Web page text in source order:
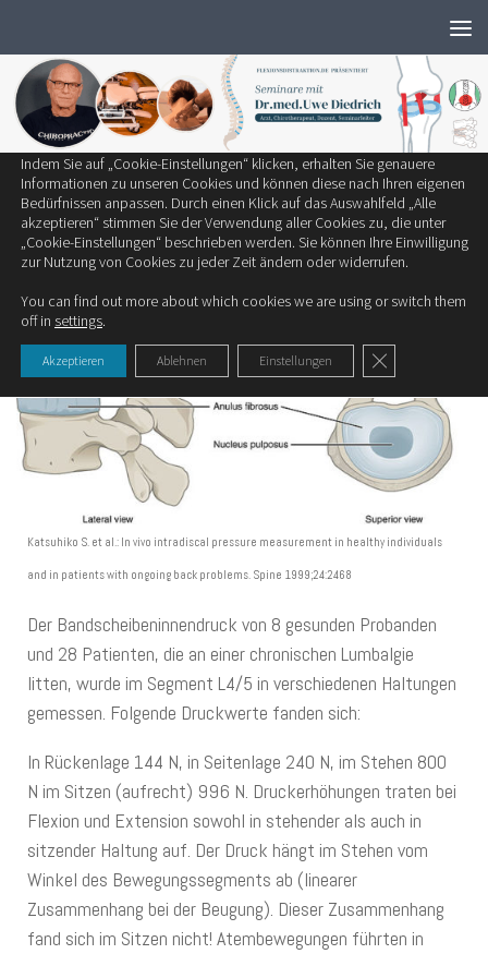
STUDIEN
Der Bandscheibeninnendruck
Katsuhiko S. et al.: In vivo intradiscal pressure measurement in healthy individuals
and in patients with ongoing back problems. Spine 1999;24:2468
Der Bandscheibeninnendruck von 8 gesunden Probanden
und 28 Patienten, die an einer chronischen Lumbalgie
litten, wurde im Segment L4/5 in verschiedenen Haltungen
gemessen. Folgende Druckwerte fanden sich:
In Rückenlage 144 N, in Seitenlage 240 N, im Stehen 800
N im Sitzen (aufrecht) 996 N. Druckerhöhungen traten bei
Flexion und Extension sowohl in stehender als auch in
sitzender Haltung auf. Der Druck hängt im Stehen vom
Winkel des Bewegungssegments ab (linearer
Zusammenhang bei der Beugung). Dieser Zusammenhang
fand sich im Sitzen nicht! Atembewegungen führten in
Wir verwenden ausschließlich notwendige Cookies, um die bestmögliche
Zum Einsatz kommen auf unserer Seite:
Technisch notwendige Cookies
Statistik-Cookies
Cookies von Drittanbietern
Indem Sie auf „Cookie-Einstellungen“ klicken, erhalten Sie genauere
Informationen zu unseren Cookies und können diese nach Ihren eigenen
Bedürfnissen anpassen. Durch einen Klick auf das Auswahlfeld „Alle
akzeptieren“ stimmen Sie der Verwendung aller Cookies zu, die unter
„Cookie-Einstellungen“ beschrieben werden. Sie können Ihre Einwilligung
zur Nutzung von Cookies zu jeder Zeit ändern oder widerrufen.
You can find out more about which cookies we are using or switch them
off in settings.
Akzeptieren Ablehnen Einstellungen GDPR Cookie-